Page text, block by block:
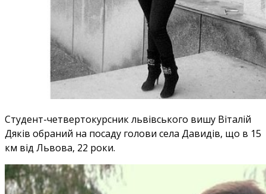
Студент-четвертокурсник львівського вишу Віталій
Дяків обраний на посаду голови села Давидів, що в 15
км від Львова, 22 роки.